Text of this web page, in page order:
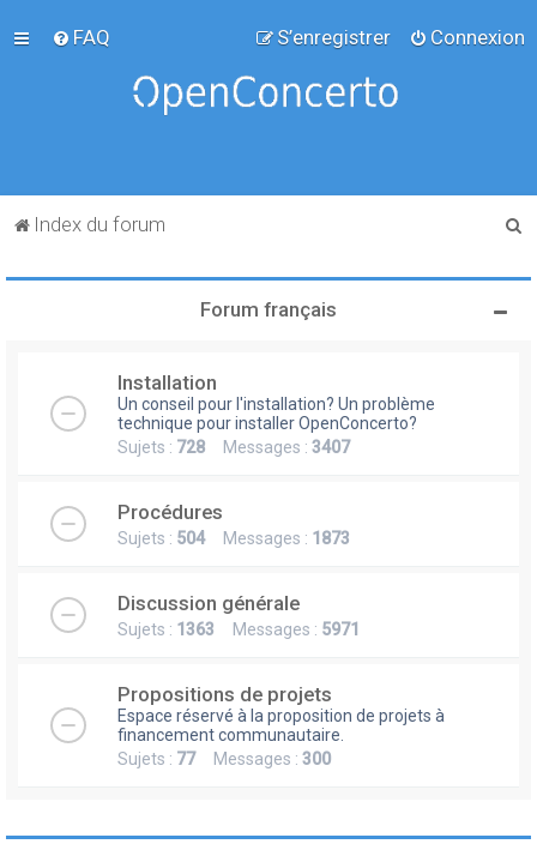
FAQ Connexion
S’enregistrer
Index du forum
Forum français
Installation
Un conseil pour l'installation? Un problème
technique pour installer OpenConcerto?
Sujets : 728 Messages : 3407
Procédures
Sujets : 504Messages : 1873
Discussion générale
Sujets : 1363 Messages : 5971
Propositions de projets
Espace réservé à la proposition de projets à
financement communautaire.
Sujets : 77Messages : 300